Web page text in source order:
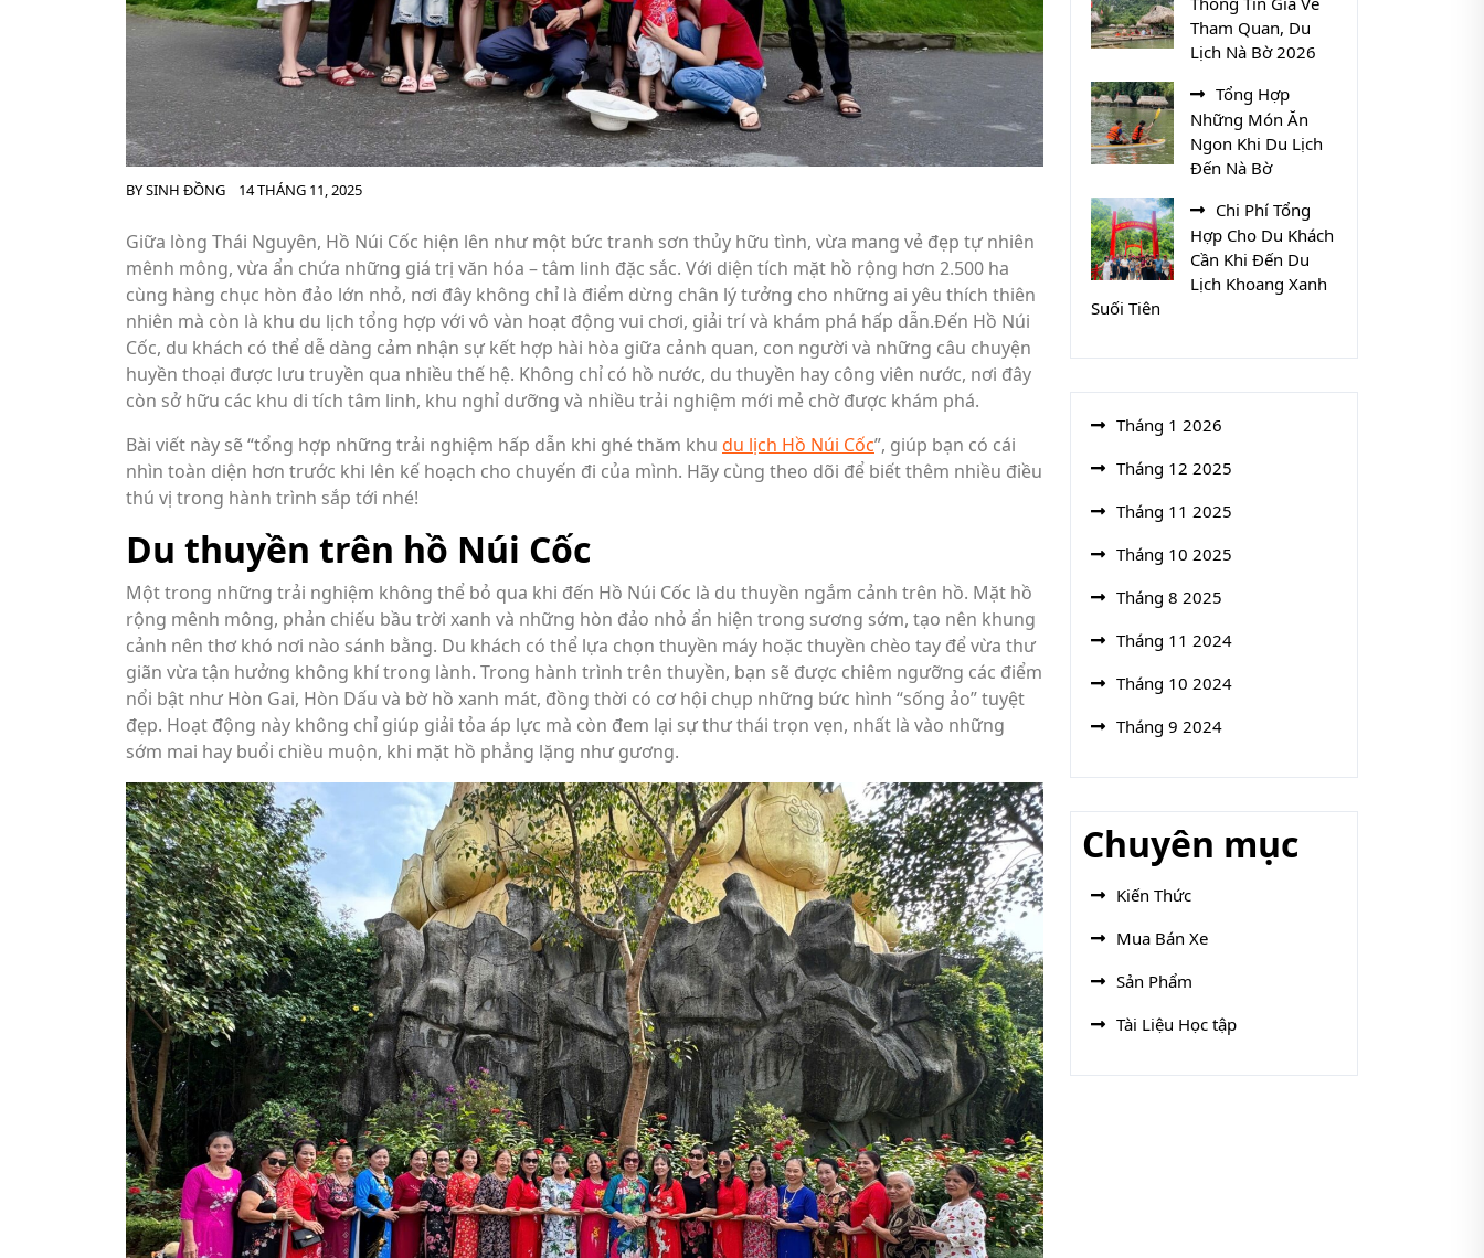
BYSINH ĐỒNG 14 THÁNG 11, 2025
Giữa lòng Thái Nguyên, Hồ Núi Cốc hiện lên như một bức tranh sơn thủy hữu tình, vừa mang vẻ đẹp tự nhiên
mênh mông, vừa ẩn chứa những giá trị văn hóa – tâm linh đặc sắc. Với diện tích mặt hồ rộng hơn 2.500 ha
cùng hàng chục hòn đảo lớn nhỏ, nơi đây không chỉ là điểm dừng chân lý tưởng cho những ai yêu thích thiên
nhiên mà còn là khu du lịch tổng hợp với vô vàn hoạt động vui chơi, giải trí và khám phá hấp dẫn.Đến Hồ Núi
Cốc, du khách có thể dễ dàng cảm nhận sự kết hợp hài hòa giữa cảnh quan, con người và những câu chuyện
huyền thoại được lưu truyền qua nhiều thế hệ. Không chỉ có hồ nước, du thuyền hay công viên nước, nơi đây
còn sở hữu các khu di tích tâm linh, khu nghỉ dưỡng và nhiều trải nghiệm mới mẻ chờ được khám phá.
Bài viết này sẽ “tổng hợp những trải nghiệm hấp dẫn khi ghé thăm khu du lịch Hồ Núi Cốc”, giúp bạn có cái
nhìn toàn diện hơn trước khi lên kế hoạch cho chuyến đi của mình. Hãy cùng theo dõi để biết thêm nhiều điều
thú vị trong hành trình sắp tới nhé!
Du thuyền trên hồ Núi Cốc
Một trong những trải nghiệm không thể bỏ qua khi đến Hồ Núi Cốc là du thuyền ngắm cảnh trên hồ. Mặt hồ
rộng mênh mông, phản chiếu bầu trời xanh và những hòn đảo nhỏ ẩn hiện trong sương sớm, tạo nên khung
cảnh nên thơ khó nơi nào sánh bằng. Du khách có thể lựa chọn thuyền máy hoặc thuyền chèo tay để vừa thư
giãn vừa tận hưởng không khí trong lành. Trong hành trình trên thuyền, bạn sẽ được chiêm ngưỡng các điểm
nổi bật như Hòn Gai, Hòn Dấu và bờ hồ xanh mát, đồng thời có cơ hội chụp những bức hình “sống ảo” tuyệt
đẹp. Hoạt động này không chỉ giúp giải tỏa áp lực mà còn đem lại sự thư thái trọn vẹn, nhất là vào những
sớm mai hay buổi chiều muộn, khi mặt hồ phẳng lặng như gương.
Tham Quan, Du
Lịch Nà Bờ 2026
Tổng Hợp
Những Món Ăn
Ngon Khi Du Lịch
Đến Nà Bờ
Chi Phí Tổng
Hợp Cho Du Khách
Cần Khi Đến Du
Lịch Khoang Xanh
Suối Tiên
Tháng 1 2026
Tháng 12 2025
Tháng 11 2025
Tháng 10 2025
Tháng 8 2025
Tháng 11 2024
Tháng 10 2024
Tháng 9 2024
Chuyên mục
Kiến Thức
Mua Bán Xe
Sản Phẩm
Tài Liệu Học tập